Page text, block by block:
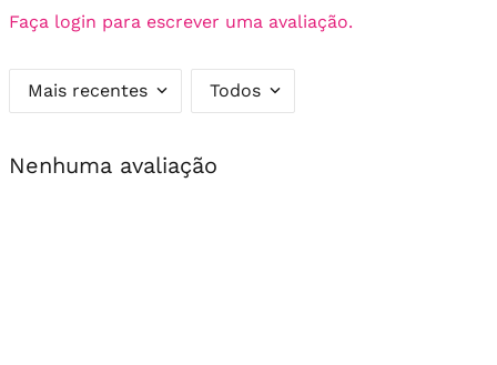
Faça login para escrever uma avaliação.
Mais recentes Todos
Nenhuma avaliação